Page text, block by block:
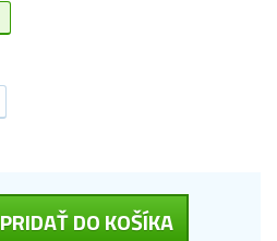
PRIDAŤ DO KOŠÍKA